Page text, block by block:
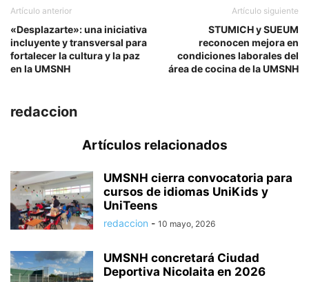
Artículo anterior
«Desplazarte»: una iniciativa
incluyente y transversal para
fortalecer la cultura y la paz
en la UMSNH
Artículo siguiente
STUMICH y SUEUM
reconocen mejora en
condiciones laborales del
área de cocina de la UMSNH
redaccion
Artículos relacionados
UMSNH cierra convocatoria para
cursos de idiomas UniKids y
UniTeens
redaccion - 10 mayo, 2026
UMSNH concretará Ciudad
Deportiva Nicolaita en 2026